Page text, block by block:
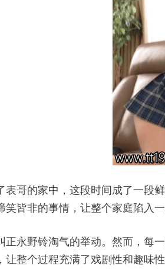
表哥的家中，这段时间成了一段
皆非的事情，让整个家庭陷入一
永野铃淘气的举动。然而，每
整个过程充满了戏剧性和趣味性